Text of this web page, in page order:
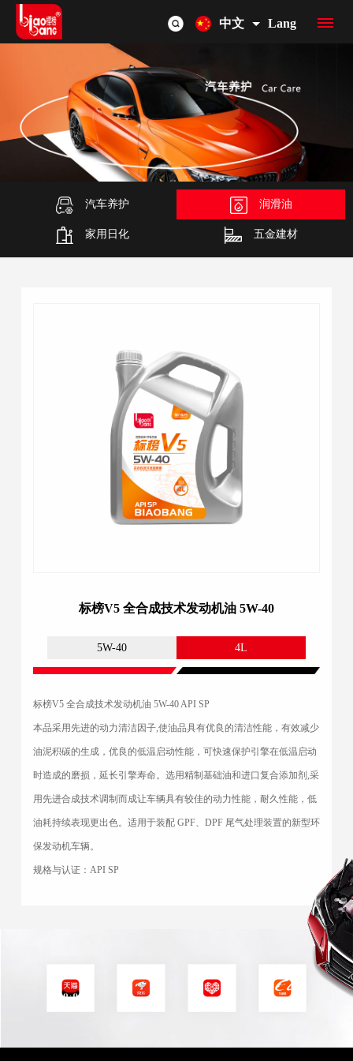
中文 Lang
首
页
品
牌
介
绍
产
品
总
OEM/ODM
联
们
汽车养护 润滑油
家用日化 五金建材
标榜V5 全合成技术发动机油 5W-40
5W-40 4L
标榜V5 全合成技术发动机油 5W-40 API SP
本品采用先进的动力清洁因子,使油品具有优良的清洁性能，有效减少
油泥积碳的生成，优良的低温启动性能，可快速保护引擎在低温启动
时造成的磨损，延长引擎寿命。选用精制基础油和进口复合添加剂,采
用先进合成技术调制而成让车辆具有较佳的动力性能，耐久性能，低
油耗持续表现更出色。适用于装配 GPF、DPF 尾气处理装置的新型环
保发动机车辆。
规格与认证： API SP